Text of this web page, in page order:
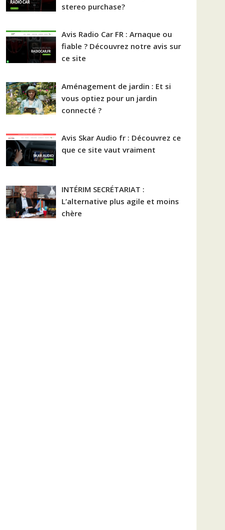
stereo purchase?
Avis Radio Car FR : Arnaque ou
fiable ? Découvrez notre avis sur
ce site
Aménagement de jardin : Et si
vous optiez pour un jardin
connecté ?
Avis Skar Audio fr : Découvrez ce
que ce site vaut vraiment
INTÉRIM SECRÉTARIAT :
L’alternative plus agile et moins
chère